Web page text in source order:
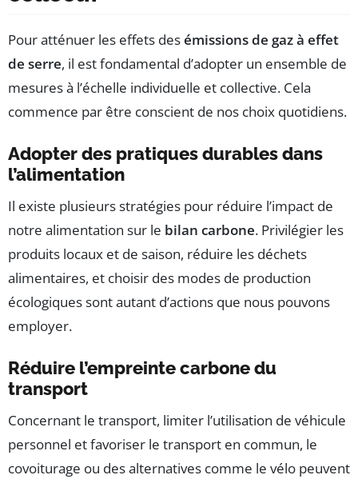
Pour atténuer les effets desémissions de gaz à effet
de serre, il est fondamental d’adopter un ensemble de
mesures à l’échelle individuelle et collective. Cela
commence par être conscient de nos choix quotidiens.
Adopter des pratiques durables dans
l’alimentation
Il existe plusieurs stratégies pour réduire l’impact de
notre alimentation sur le bilan carbone. Privilégier les
produits locaux et de saison, réduire les déchets
alimentaires, et choisir des modes de production
écologiques sont autant d’actions que nous pouvons
employer.
Réduire l’empreinte carbone du
transport
Concernant le transport, limiter l’utilisation de véhicule
personnel et favoriser le transport en commun, le
covoiturage ou des alternatives comme le vélo peuvent